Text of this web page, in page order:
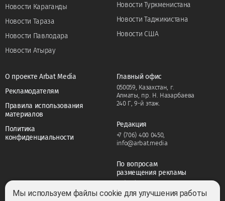
Новости Караганды
Новости Тараза
Новости Павлодара
Новости Атырау
Новости Туркменистана
Новости Таджикистана
Новости США
О проекте Arbat Media
Рекламодателям
Правила использования
материалов
Политика
конфиденциальности
Главный офис
050059, Казахстан, г.
Алматы, пр. Н. Назарбаева
240 Г, 9-й этаж.
Редакция
+7 (706) 400 0450,
info@arbat.media
По вопросам
размещения рекламы
adv@arbat.media
Мы используем файлы cookie для улучшения работы